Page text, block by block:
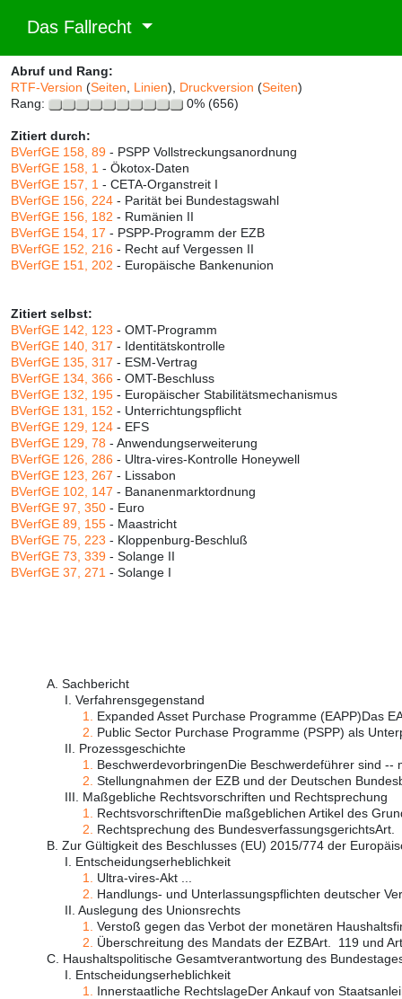
Das Fallrecht
Abruf und Rang:
RTF-Version (Seiten Linien), Druckversion (Seiten)
Rang:
0% (656)
Zitiert durch:
BVerfGE 158, 89 - PSPP Vollstreckungsanordnung
BVerfGE 158, 1 - Ökotox-Daten
BVerfGE 157, 1 - CETA-Organstreit I
BVerfGE 156, 224 - Parität bei Bundestagswahl
BVerfGE 156, 182 - Rumänien II
BVerfGE 154, 17 - PSPP-Programm der EZB
BVerfGE 152, 216 - Recht auf Vergessen II
BVerfGE 151, 202 - Europäische Bankenunion
Zitiert selbst:
BVerfGE 142, 123 - OMT-Programm
BVerfGE 140, 317 - Identitätskontrolle
BVerfGE 135, 317 - ESM-Vertrag
BVerfGE 134, 366 - OMT-Beschluss
BVerfGE 132, 195 - Europäischer Stabilitätsmechanismus
BVerfGE 131, 152 - Unterrichtungspflicht
BVerfGE 129, 124 - EFS
BVerfGE 129, 78 - Anwendungserweiterung
BVerfGE 126, 286 - Ultra-vires-Kontrolle Honeywell
BVerfGE 123, 267 - Lissabon
BVerfGE 102, 147 - Bananenmarktordnung
BVerfGE 97, 350 - Euro
BVerfGE 89, 155 - Maastricht
BVerfGE 75, 223 - Kloppenburg-Beschluß
BVerfGE 73, 339 - Solange II
BVerfGE 37, 271 - Solange I
A. Sachbericht
I. Verfahrensgegenstand
1.
Expanded Asset Purchase Programme (EAPP)Das
2.
Public Sector Purchase Programme (PSPP) als
II. Prozessgeschichte
1.
BeschwerdevorbringenDie Beschwerdeführer sind --
2. Stellungnahmen der EZB und der Deutschen
III. Maßgebliche Rechtsvorschriften und Rechtsprechung
1.
RechtsvorschriftenDie maßgeblichen Artikel des
2.
Rechtsprechung des BundesverfassungsgerichtsArt.
B. Zur Gültigkeit des Beschlusses (EU) 2015/774 der
I. Entscheidungserheblichkeit
1.
Ultra-vires-Akt ...
2.
Handlungs- und Unterlassungspflichten deutscher
II. Auslegung des Unionsrechts
1.
Verstoß gegen das Verbot der monetären
2.
Überschreitung des Mandats der EZBArt. 119 und
C. Haushaltspolitische Gesamtverantwortung des
I. Entscheidungserheblichkeit
1.
Innerstaatliche RechtslageDer Ankauf von